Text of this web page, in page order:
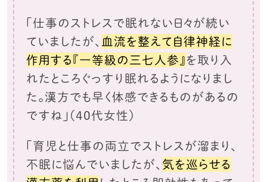
「仕事のストレスで眠れない日々が続い
ていましたが、 血流を整えて自律神経に
作用する『一等級の三七人参』を取り入
れたところ ぐっすり眠れるようになりまし
た。漢方でも早く体感できるものがあるの
ですね」 （40代女性）
「育児と仕事の両立でストレスが溜まり、
不眠に悩んでいましたが、 気を巡らせる